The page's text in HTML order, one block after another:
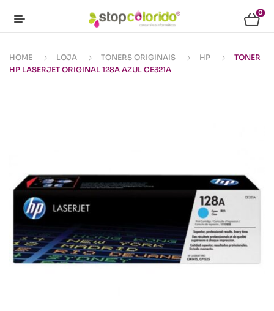
0
HOME LOJA TONERS ORIGINAIS HP
TONER
HP LASERJET ORIGINAL 128A AZUL CE321A